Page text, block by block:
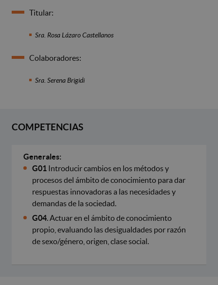
Titular:
Sra. Rosa Lázaro Castellanos
Colaboradores:
Sra. Serena Brigidi
COMPETENCIAS
Generales:
G01 Introducir cambios en los métodos y
procesos del ámbito de conocimiento para dar
respuestas innovadoras a las necesidades y
demandas de la sociedad.
G04 . Actuar en el ámbito de conocimiento
propio, evaluando las desigualdades por razón
de sexo/género, origen, clase social.